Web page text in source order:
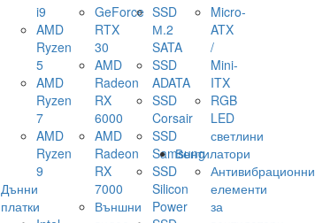
i9
AMD
Ryzen
5
AMD
Ryzen
7
AMD
Ryzen
9
Дънни
платки
GeForce
RTX
30
AMD
Radeon
RX
6000
AMD
Radeon
RX
7000
Външни
SSD
М.2
SATA
SSD
ADATA
SSD
Corsair
SSD
Samsung
SSD
Silicon
Power
Micro-
ATX
/
Mini-
ITX
RGB
LED
светлини
Вентилатори
Антивибрационни
елементи
за